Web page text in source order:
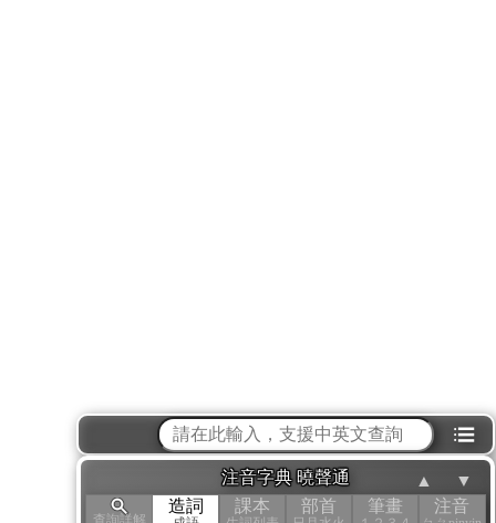
⁝☰
注音字典 曉聲通
造詞 課本 部首 筆畫 注音
▲ ▼